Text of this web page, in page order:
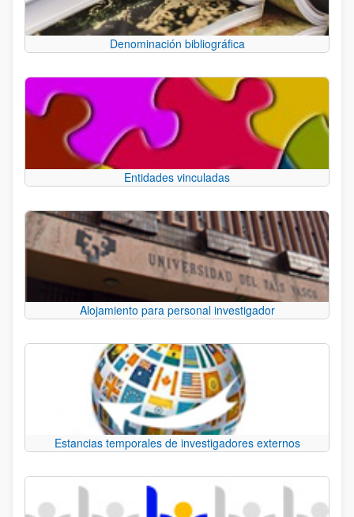
Denominación bibliográfica
Entidades vinculadas
Alojamiento para personal investigador
Estancias temporales de investigadores externos